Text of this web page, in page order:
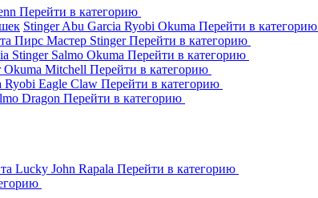
Перейти в категорию
StingerAbu Garcia Ryobi Okuma Перейти в категорию
Пирс Мастер StingerПерейти в категорию
Stinger Salmo Okuma Перейти в категорию
Okuma Mitchell Перейти в категорию
Ryobi Eagle Claw Перейти в категорию
Dragon Перейти в категорию
Lucky John Rapala Перейти в категорию